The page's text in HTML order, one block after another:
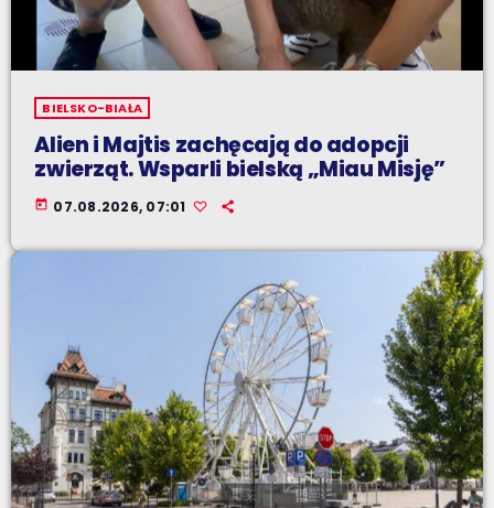
BIELSKO-BIAŁA
Alien i Majtis zachęcają do adopcji
zwierząt. Wsparli bielską „Miau Misję”
today 07.08.2026, 07:01